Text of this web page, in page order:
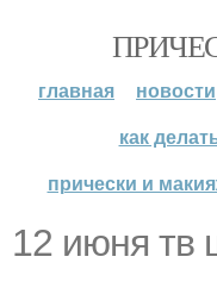
главная новости
как
прически и
12 июня тв